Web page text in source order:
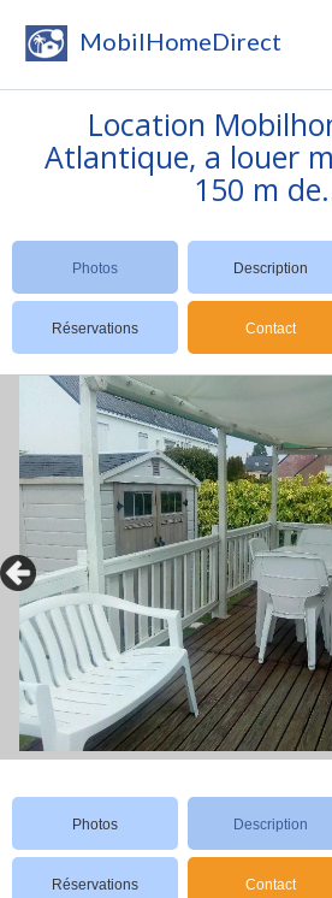
MobilHomeDirect
Location
Atlantique, a louer
150 m
Photos Description
Réservations Contact
Photos Description
Réservations Contact